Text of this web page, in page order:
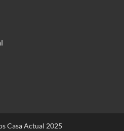
Casa Actual 2025